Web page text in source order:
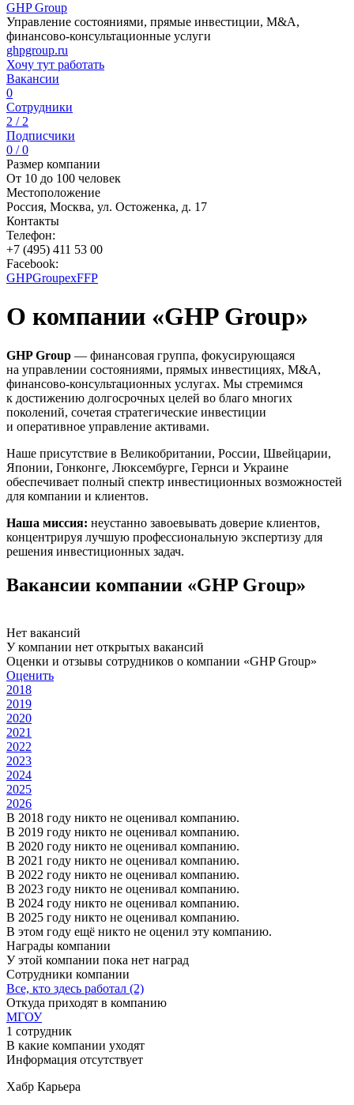
GHP Group
Управление состояниями, прямые инвестиции, M&A,
финансово-консультационные услуги
ghpgroup.ru
Хочу тут работать
Вакансии
0
Сотрудники
2 / 2
Подписчики
0 / 0
Размер компании
От 10 до 100 человек
Местоположение
Россия, Москва, ул. Остоженка, д. 17
Контакты
Телефон:
+7 (495) 411 53 00
Facebook:
GHPGroupexFFP
О компании «GHP Group»
GHP Group — финансовая группа, фокусирующаяся
на управлении состояниями, прямых инвестициях, M&A,
финансово-консультационных услугах. Мы стремимся
к достижению долгосрочных целей во благо многих
поколений, сочетая стратегические инвестиции
и оперативное управление активами.
Наше присутствие в Великобритании, России, Швейцарии,
Японии, Гонконге, Люксембурге, Гернси и Украине
обеспечивает полный спектр инвестиционных возможностей
для компании и клиентов.
Наша миссия: неустанно завоевывать доверие клиентов,
концентрируя лучшую профессиональную экспертизу для
решения инвестиционных задач.
Вакансии компании «GHP Group»
Нет вакансий
У компании нет открытых вакансий
Оценки и отзывы сотрудников о компании «GHP Group»
Оценить
2018
2019
2020
2021
2022
2023
2024
2025
2026
В 2018 году никто не оценивал компанию.
В 2019 году никто не оценивал компанию.
В 2020 году никто не оценивал компанию.
В 2021 году никто не оценивал компанию.
В 2022 году никто не оценивал компанию.
В 2023 году никто не оценивал компанию.
В 2024 году никто не оценивал компанию.
В 2025 году никто не оценивал компанию.
В этом году ещё никто не оценил эту компанию.
Награды компании
У этой компании пока нет наград
Сотрудники компании
Все, кто здесь работал (2)
Откуда приходят в компанию
МГОУ
1 сотрудник
В какие компании уходят
Информация отсутствует
Хабр Карьера